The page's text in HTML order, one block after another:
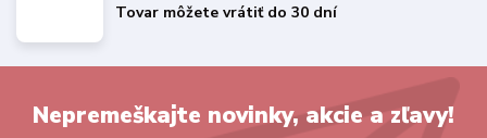
Tovar môžete vrátiť do 30 dní
Nepremeškajte novinky, akcie a zľavy!